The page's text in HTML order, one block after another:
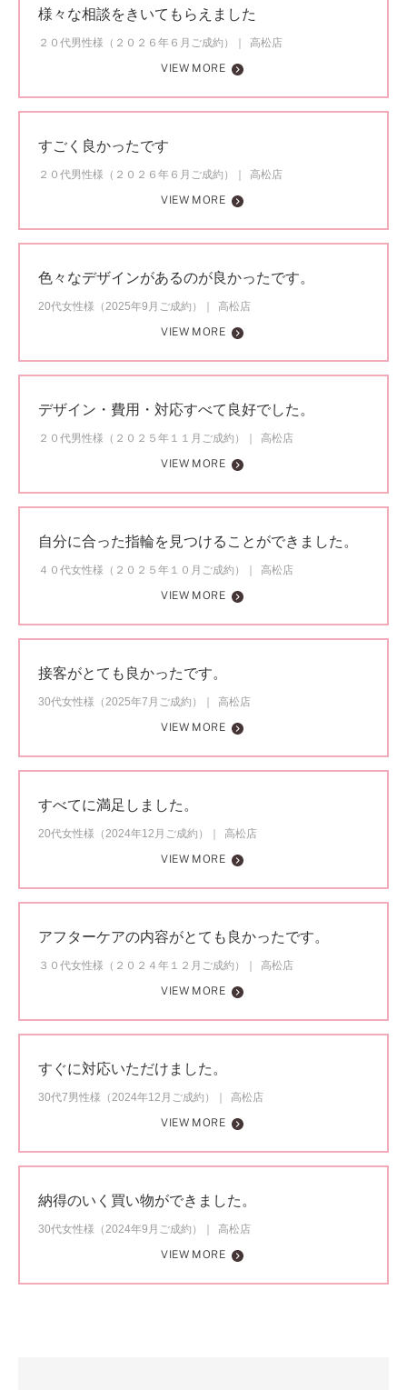
様々な相談をきいてもらえました
２０代男性様（２０２６年６月ご成約）
高松店
VIEW MORE
すごく良かったです
２０代男性様（２０２６年６月ご成約）
高松店
VIEW MORE
色々なデザインがあるのが良かったです。
20代女性様（2025年9月ご成約）
高松店
VIEW MORE
デザイン・費用・対応すべて良好でした。
２０代男性様（２０２５年１１月ご成約）
高松店
VIEW MORE
自分に合った指輪を見つけることができました。
４０代女性様（２０２５年１０月ご成約）
高松店
VIEW MORE
接客がとても良かったです。
30代女性様（2025年7月ご成約）
高松店
VIEW MORE
すべてに満足しました。
20代女性様（2024年12月ご成約）
高松店
VIEW MORE
アフターケアの内容がとても良かったです。
３０代女性様（２０２４年１２月ご成約）
高松店
VIEW MORE
すぐに対応いただけました。
30代7男性様（2024年12月ご成約）
高松店
VIEW MORE
納得のいく買い物ができました。
30代女性様（2024年9月ご成約）
高松店
VIEW MORE